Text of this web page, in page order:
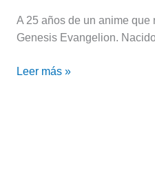
A 25 años de un anime
Genesis Evangelion.
4
de
Leer más »